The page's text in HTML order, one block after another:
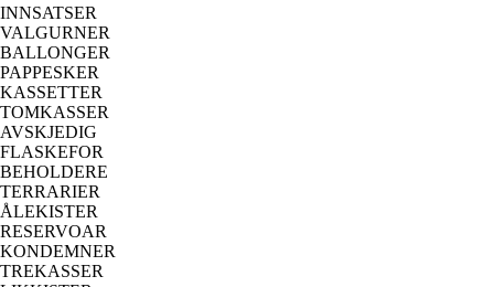
INNSATSER
VALGURNER
BALLONGER
PAPPESKER
KASSETTER
TOMKASSER
AVSKJEDIG
FLASKEFOR
BEHOLDERE
TERRARIER
ÅLEKISTER
RESERVOAR
KONDEMNER
TREKASSER